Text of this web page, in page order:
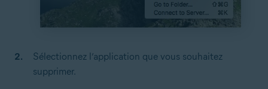
Sélectionnez l’application que vous souhaitez
supprimer.